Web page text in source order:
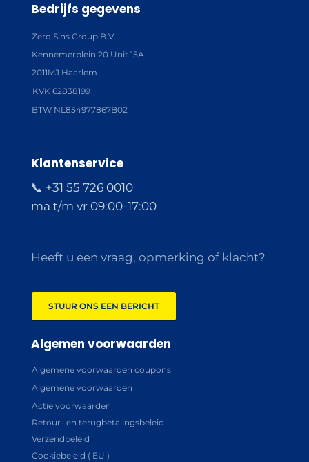
Bedrijfs gegevens
Zero Sins Group B.V.
Kennemerplein 20 Unit 15A
2011MJ Haarlem
KVK 62838199
BTW NL854977867B02
Klantenservice
📞 +31 55 726 0010
ma t/m vr 09:00-17:00
Heeft u een vraag, opmerking of klacht?
STUUR ONS EEN BERICHT
Algemen voorwaarden
Algemene voorwaarden coupons
Algemene voorwaarden
Actie voorwaarden
Retour- en terugbetalingsbeleid
Verzendbeleid
Cookiebeleid ( EU )